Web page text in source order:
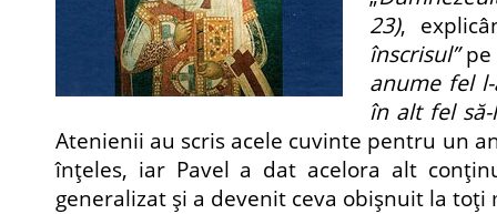
23),
înscrisul”pe
anume fel
în alt fel să-
Atenienii au scris acele cuvinte pentru un
înţeles, iar Pavel a dat acelora alt
generalizat şi a devenit ceva obişnuit la toţi